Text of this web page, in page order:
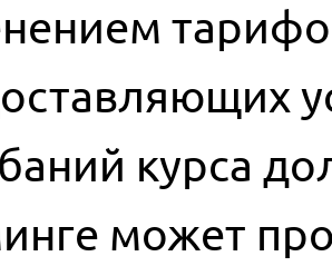
курса
может